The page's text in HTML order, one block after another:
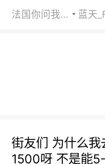
法国你问我答 蓝天
街友们 为什么
1500呀 不是能